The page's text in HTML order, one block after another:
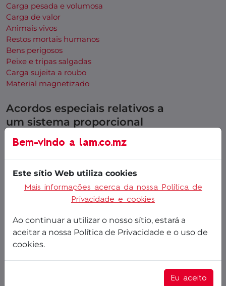
Carga pesada e volumosa
Carga de valor
Animais vivos
Restos mortais humanos
Bens perigosos
Peixe e tripas salgadas
Carga sujeita a roubo
Material magnetizado
Acordos especiais relativos a
um sistema proporcional
(SPAs)
Bem-vindo a lam.co.mz
Este sítio Web utiliza cookies
Mais informações acerca da nossa Política de
Privacidade e cookies
Ao continuar a utilizar o nosso sítio, estará a
aceitar a nossa Política de Privacidade e o uso de
cookies.
Eu aceito